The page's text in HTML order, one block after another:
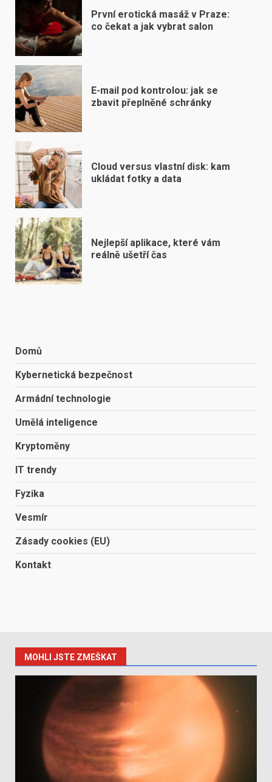
První erotická masáž v Praze:
co čekat a jak vybrat salon
E-mail pod kontrolou: jak se
zbavit přeplněné schránky
Cloud versus vlastní disk: kam
ukládat fotky a data
Nejlepší aplikace, které vám
reálně ušetří čas
Domů
Kybernetická bezpečnost
Armádní technologie
Umělá inteligence
Kryptoměny
IT trendy
Fyzika
Vesmír
Zásady cookies (EU)
Kontakt
MOHLI JSTE ZMEŠKAT